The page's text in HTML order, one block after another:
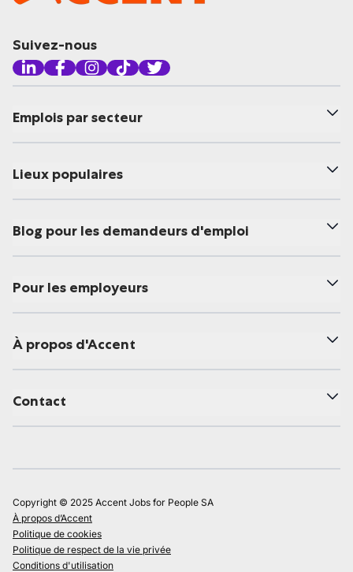
Suivez-nous
Emplois par secteur
Lieux populaires
Blog pour les demandeurs d'emploi
Pour les employeurs
À propos d'Accent
Contact
Copyright © 2025 Accent Jobs for People SA
À propos d’Accent
Politique de cookies
Politique de respect de la vie privée
Conditions d'utilisation